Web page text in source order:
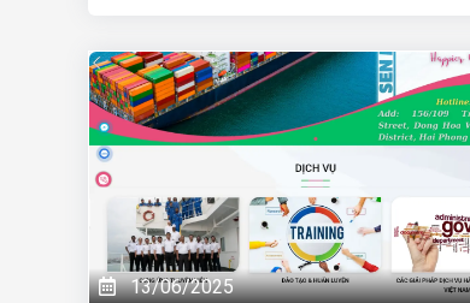
13/06/2025